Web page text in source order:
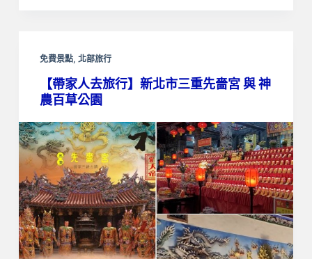
免費景點, 北部旅行
【帶家人去旅行】新北市三重先嗇宮 與 神
農百草公園